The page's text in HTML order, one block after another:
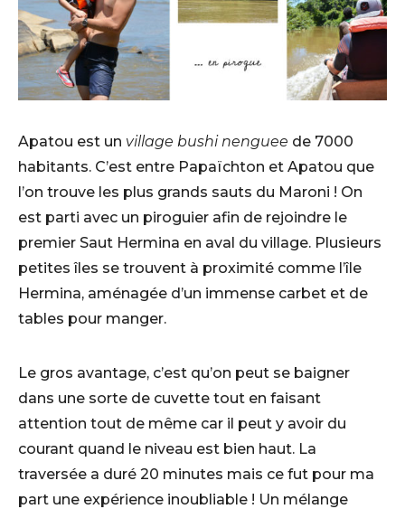
Apatou est un village bushi nenguee de 7000
habitants. C’est entre Papaïchton et Apatou que
l’on trouve les plus grands sauts du Maroni ! On
est parti avec un piroguier afin de rejoindre le
premier Saut Hermina en aval du village. Plusieurs
petites îles se trouvent à proximité comme l’île
Hermina, aménagée d’un immense carbet et de
tables pour manger.
Le gros avantage, c’est qu’on peut se baigner
dans une sorte de cuvette tout en faisant
attention tout de même car il peut y avoir du
courant quand le niveau est bien haut. La
traversée a duré 20 minutes mais ce fut pour ma
part une expérience inoubliable ! Un mélange